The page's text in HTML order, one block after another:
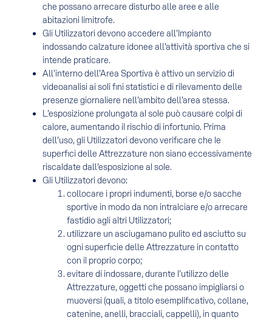
che possano arrecare disturbo alle aree e alle
abitazioni limitrofe.
Gli Utilizzatori devono accedere all’Impianto
indossando calzature idonee all’attività sportiva che si
intende praticare.
All’interno dell’Area Sportiva è attivo un servizio di
videoanalisi ai soli fini statistici e di rilevamento delle
presenze giornaliere nell’ambito dell’area stessa.
L’esposizione prolungata al sole può causare colpi di
calore, aumentando il rischio di infortunio. Prima
dell’uso, gli Utilizzatori devono verificare che le
superfici delle Attrezzature non siano eccessivamente
riscaldate dall’esposizione al sole.
Gli Utilizzatori devono:
collocare i propri indumenti, borse e/o sacche
sportive in modo da non intralciare e/o arrecare
fastidio agli altri Utilizzatori;
utilizzare un asciugamano pulito ed asciutto su
ogni superficie delle Attrezzature in contatto
con il proprio corpo;
evitare di indossare, durante l’utilizzo delle
Attrezzature, oggetti che possano impigliarsi o
muoversi (quali, a titolo esemplificativo, collane,
catenine, anelli, bracciali, cappelli), in quanto